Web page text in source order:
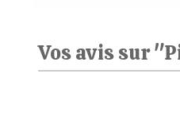
Vos avis sur